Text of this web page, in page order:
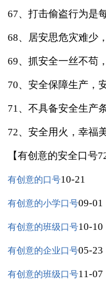
67、打击偷盗行为是
68、居安思危灾难少
69、抓安全一丝不苟
70、安全保障生产，
71、不具备安全生产
72、安全用火，幸福
【有创意的安全口号
有创意的口号10-21
有创意的小学口号09-01
有创意的班级口号10-10
有创意的企业口号05-23
有创意的班级口号11-07